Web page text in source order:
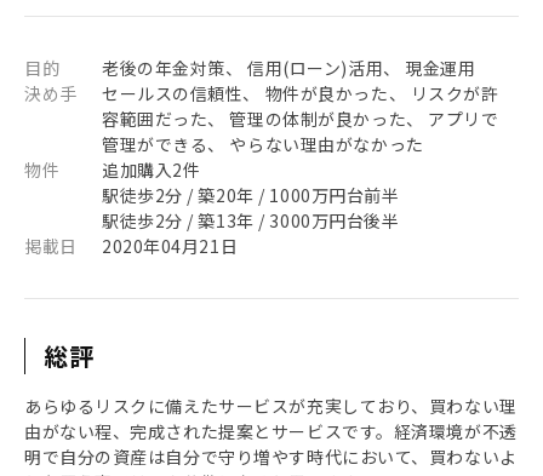
目的
老後の年金対策、 信用(ローン)活用、 現金運用
決め手
セールスの信頼性、 物件が良かった、 リスクが許
容範囲だった、 管理の体制が良かった、 アプリで
管理ができる、 やらない理由がなかった
物件
追加購入2件
駅徒歩2分 / 築20年 / 1000万円台前半
駅徒歩2分 / 築13年 / 3000万円台後半
掲載日
2020年04月21日
総評
あらゆるリスクに備えたサービスが充実しており、買わない理
由がない程、完成された提案とサービスです。経済環境が不透
明で自分の資産は自分で守り増やす時代において、買わないよ